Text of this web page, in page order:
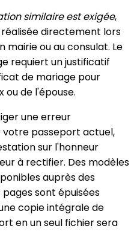
similaire est exigée,
directement lors
mairie ou au consulat. Le
requiert un justificatif
de mariage pour
ou de l'épouse.
une erreur
passeport actuel,
sur l'honneur
à rectifier. Des modèles
auprès des
sont épuisées
copie intégrale de
en un seul fichier sera